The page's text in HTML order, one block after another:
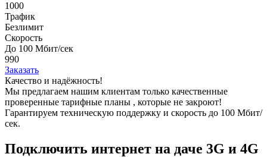
1000
Трафик
Безлимит
Скорость
До 100 Мбит/сек
990
Заказать
Качество и надёжность!
Мы предлагаем нашим клиентам только качественные
проверенные тарифные планы , которые не закроют!
Гарантируем техническую поддержку и скорость до 100 Мбит/
сек.
Подключить интернет на даче 3G и 4G